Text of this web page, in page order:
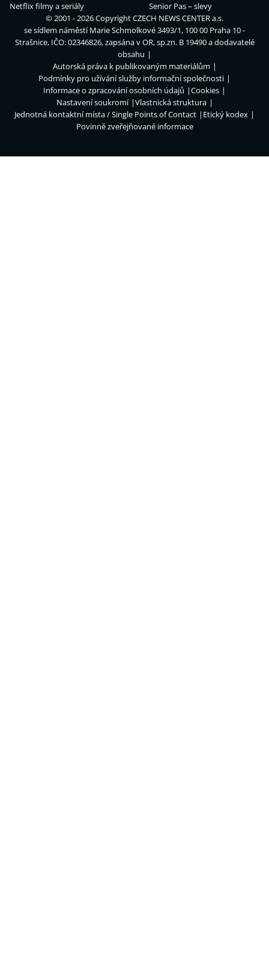
Netflix filmy a seriály
Senior Pas – slevy
© 2001 - 2026 CopyrightCZECH NEWS CENTER a.s.
se sídlem náměstí Marie Schmolkové 3493/1, 100 00 Praha 10 -
Strašnice, IČO: 02346826, zapsána v OR, sp.zn. B 19490 a dodavatelé
obsahu
Autorská práva k publikovaným materiálům
Podmínky pro užívání služby informační společnosti
Informace o zpracování osobních údajů
Cookies
Nastavení soukromí
Vlastnická struktura
Jednotná kontaktní místa / Single Points of Contact
Etický kodex
Povinně zveřejňované informace